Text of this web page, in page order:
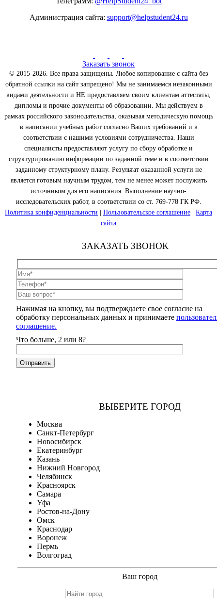
Администрация сайта: support@helpstudent24.ru
Заказать звонок
© 2015-2026. Все права защищены. Любое копирование с сайта без
обратной ссылки на сайт запрещено! Мы не занимаемся незаконными
видами деятельности и НЕ предоставляем своим клиентам аттестаты,
дипломы и прочие документы об образовании. Мы действуем в
рамках российского законодательства, оказывая методическую помощь
в написании учебных работ согласно Ваших требований и в
соответствии с нашими условиями сотрудничества. Наши
специалисты предоставляют услугу по сбору обработке и
структурированию информации по заданной теме и в соответствии
заданному структурному плану. Результат оказанной услуги не
является готовым научным трудом, тем не менее может послужить
источником для его написания. Выполнение научно-
исследовательских работ, в соответствии со ст. 769-778 ГК РФ.
Политика конфиденциальности
Пользовательское соглашение
Карта
сайта
ЗАКАЗАТЬ ЗВОНОК
Нажимая на кнопку, вы подтверждаете свое согласие на
обработку персональных данных и принимаете
соглашение.
Что больше, 2 или 8?
ВЫБЕРИТЕ ГОРОД
Москва
Санкт-Петербург
Новосибирск
Екатеринбург
Казань
Нижний Новгород
Челябинск
Красноярск
Самара
Уфа
Ростов-на-Дону
Омск
Краснодар
Воронеж
Пермь
Волгоград
Ваш город